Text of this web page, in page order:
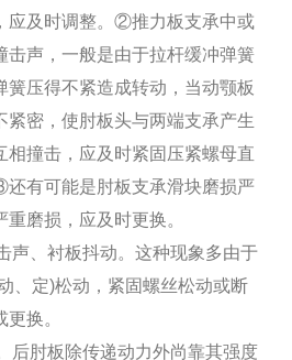
应及时调整。②推力板支承中或
击声，一般是由于拉杆缓冲弹簧
簧压得不紧造成转动，当动颚板
紧密，使肘板头与两端支承产生
相撞击，应及时紧固压紧螺母直
有可能是肘板支承滑块磨损严
磨损，应及时更换。
声、衬板抖动。这种现象多由于
、定)松动，紧固螺丝松动或断
换。
后肘板除传递动力外尚靠其强度